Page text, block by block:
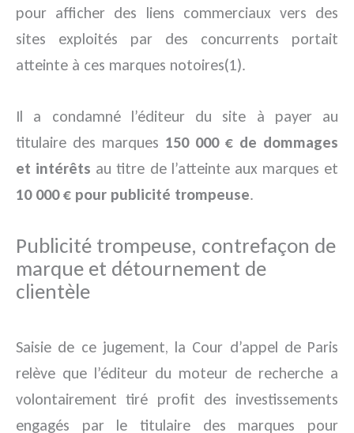
pour afficher des liens commerciaux vers des
sites exploités par des concurrents portait
atteinte à ces marques notoires(1).
Il a condamné l’éditeur du site à payer au
titulaire des marques 150 000 € de dommages
et intérêts au titre de l’atteinte aux marques et
10 000 € pour publicité trompeuse.
Publicité trompeuse, contrefaçon de
marque et détournement de
clientèle
Saisie de ce jugement, la Cour d’appel de Paris
relève que l’éditeur du moteur de recherche a
volontairement tiré profit des investissements
engagés par le titulaire des marques pour